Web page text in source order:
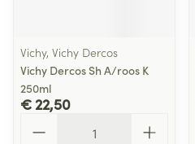
Vichy, Vichy Dercos
Vichy Dercos Sh A/roos K
250ml
€ 22,50